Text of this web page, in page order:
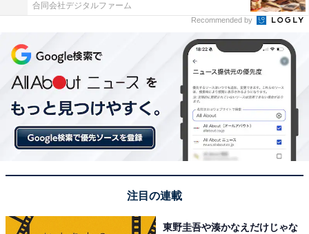
合同会社デジタルファーム
Recommended by
注目の連載
東野圭吾や湊かなえだけじゃな